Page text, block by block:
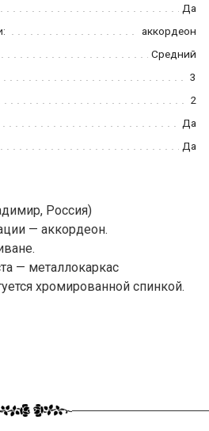
Да
аккордеон
Средний
3
2
Да
Да
Россия)
— аккордеон.
— металлокаркас
хромированной спинкой.